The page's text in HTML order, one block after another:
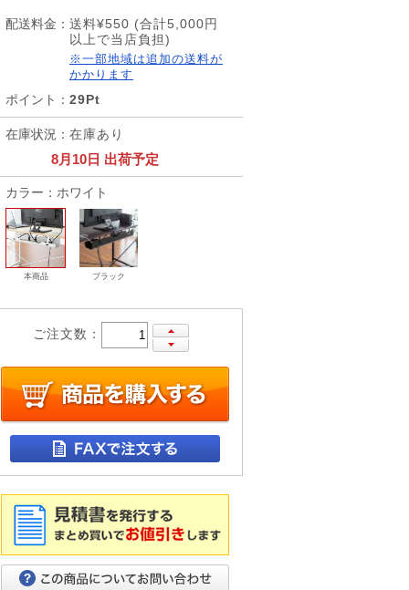
配送料金 ： 送料¥550 (合計5,000円
以上で当店負担)
※一部地域は追加の送料が
かかります
ポイント ： 29Pt
在庫状況 ： 在庫あり
8月10日 出荷予定
カラー：ホワイト
本商品 ブラック
ご注文数：